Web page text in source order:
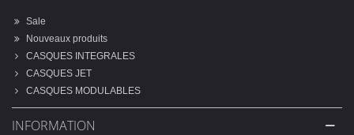
Sale
Nouveaux produits
CASQUES INTEGRALES
CASQUES JET
CASQUES MODULABLES
INFORMATION